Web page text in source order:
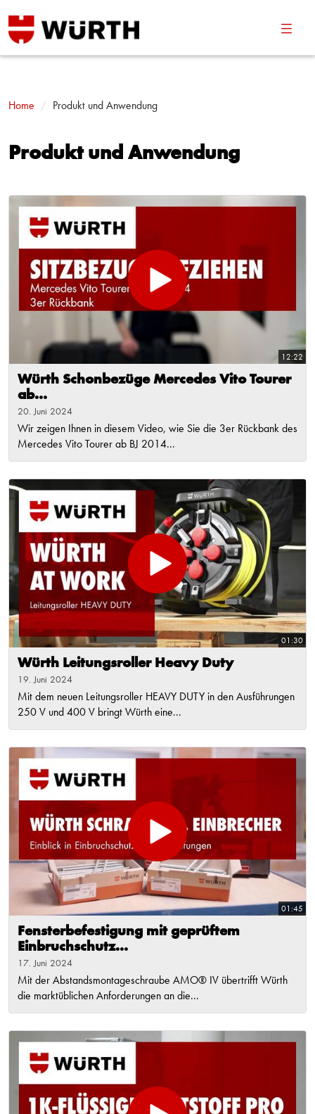
Home Produkt und Anwendung
Produkt und Anwendung
12:22
Würth Schonbezüge Mercedes Vito Tourer
ab...
20. Juni 2024
Wir zeigen Ihnen in diesem Video, wie Sie die 3er Rückbank des
Mercedes Vito Tourer ab BJ 2014...
01:30
Würth Leitungsroller Heavy Duty
19. Juni 2024
Mit dem neuen Leitungsroller HEAVY DUTY in den Ausführungen
250 V und 400 V bringt Würth eine...
01:45
Fensterbefestigung mit geprüftem
Einbruchschutz...
17. Juni 2024
Mit der Abstandsmontageschraube AMO® IV übertrifft Würth
die marktüblichen Anforderungen an die...